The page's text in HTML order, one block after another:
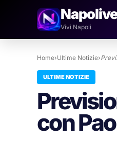
Vivi Napoli
Home›Ultime Notizie›
ULTIME NOTIZIE
con